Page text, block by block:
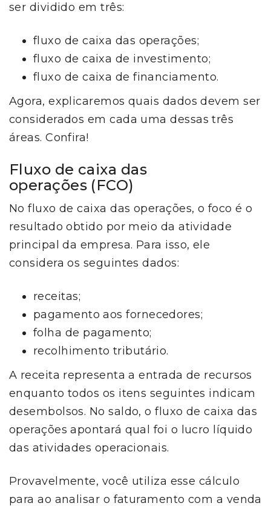
ser dividido em três:
fluxo de caixa das operações;
fluxo de caixa de investimento;
fluxo de caixa de financiamento.
Agora, explicaremos quais dados devem ser
considerados em cada uma dessas três
áreas. Confira!
Fluxo de caixa das
operações (FCO)
No fluxo de caixa das operações, o foco é o
resultado obtido por meio da atividade
principal da empresa. Para isso, ele
considera os seguintes dados:
receitas;
pagamento aos fornecedores;
folha de pagamento;
recolhimento tributário.
A receita representa a entrada de recursos
enquanto todos os itens seguintes indicam
desembolsos. No saldo, o fluxo de caixa das
operações apontará qual foi o lucro líquido
das atividades operacionais.
Provavelmente, você utiliza esse cálculo
para ao analisar o faturamento com a venda